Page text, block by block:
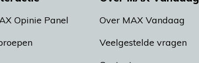
Opinie Panel
Over MAX Vandaag
Veelgestelde vragen